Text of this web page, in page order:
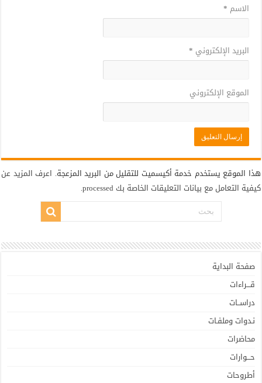
الاسم *
البريد الإلكتروني *
الموقع الإلكتروني
هذا الموقع يستخدم خدمة أكيسميت للتقليل من البريد المزعجة. اعرف المزيد عن
كيفية التعامل مع بيانات التعليقات الخاصة بك processed
.
صفحة البداية
قـــراءات
دراســات
نـدوات وملفـات
محاضرات
حـــوارات
أطروحات